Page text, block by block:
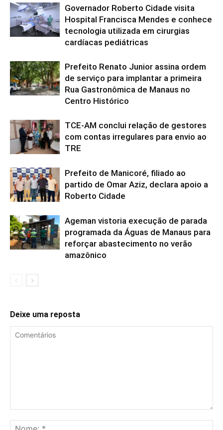
Governador Roberto Cidade visita
Hospital Francisca Mendes e conhece
tecnologia utilizada em cirurgias
cardíacas pediátricas
Prefeito Renato Junior assina ordem
de serviço para implantar a primeira
Rua Gastronômica de Manaus no
Centro Histórico
TCE-AM conclui relação de gestores
com contas irregulares para envio ao
TRE
Prefeito de Manicoré, filiado ao
partido de Omar Aziz, declara apoio a
Roberto Cidade
Ageman vistoria execução de parada
programada da Águas de Manaus para
reforçar abastecimento no verão
amazônico
Deixe uma reposta